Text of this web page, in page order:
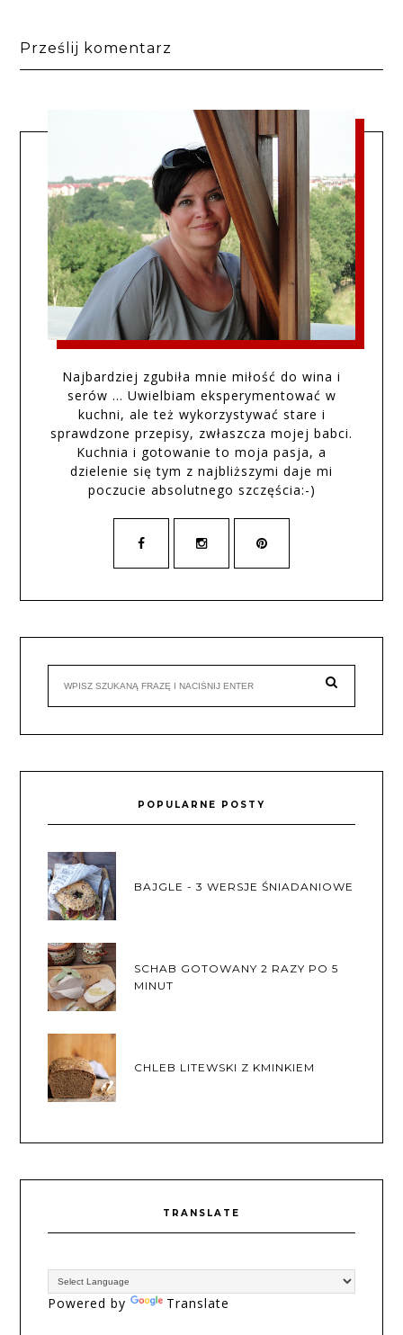
Prześlij komentarz
Najbardziej zgubiła mnie miłość do wina i
serów … Uwielbiam eksperymentować w
kuchni, ale też wykorzystywać stare i
sprawdzone przepisy, zwłaszcza mojej babci.
Kuchnia i gotowanie to moja pasja, a
dzielenie się tym z najbliższymi daje mi
poczucie absolutnego szczęścia:-)
POPULARNE POSTY
BAJGLE - 3 WERSJE ŚNIADANIOWE
SCHAB GOTOWANY 2 RAZY PO 5
MINUT
CHLEB LITEWSKI Z KMINKIEM
TRANSLATE
Powered by Translate